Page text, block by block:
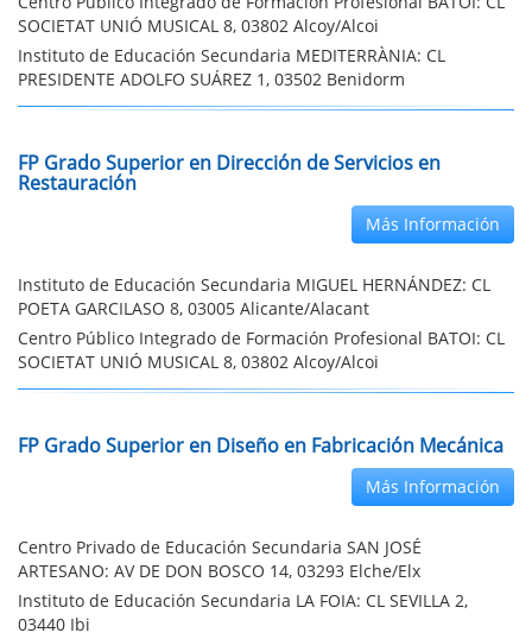
SOCIETAT UNIÓ MUSICAL 8, 03802 Alcoy/Alcoi
Instituto de Educación Secundaria MEDITERRÀNIA: CL
PRESIDENTE ADOLFO SUÁREZ 1, 03502 Benidorm
FP Grado Superior en Dirección de Servicios en
Restauración
Más Información
Instituto de Educación Secundaria MIGUEL HERNÁNDEZ: CL
POETA GARCILASO 8, 03005 Alicante/Alacant
Centro Público Integrado de Formación Profesional BATOI: CL
SOCIETAT UNIÓ MUSICAL 8, 03802 Alcoy/Alcoi
FP Grado Superior en Diseño en Fabricación Mecánica
Más Información
Centro Privado de Educación Secundaria SAN JOSÉ
ARTESANO: AV DE DON BOSCO 14, 03293 Elche/Elx
Instituto de Educación Secundaria LA FOIA: CL SEVILLA 2,
03440 Ibi